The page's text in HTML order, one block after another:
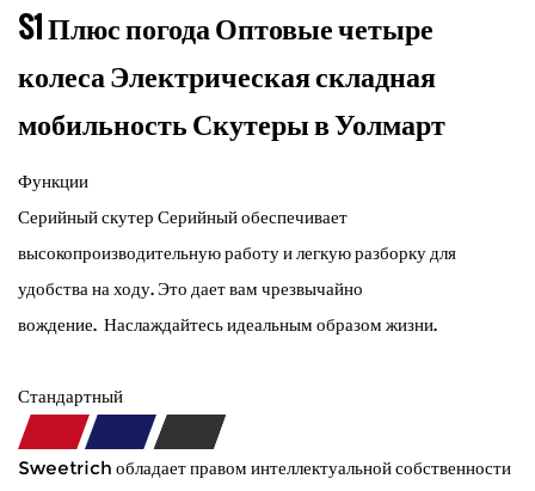
S1 Плюс погода Оптовые четыре
колеса Электрическая складная
мобильность Скутеры в Уолмарт
Функции
Серийный скутер Серийный обеспечивает
высокопроизводительную работу и легкую разборку для
удобства на ходу. Это дает вам чрезвычайно
вождение. Наслаждайтесь идеальным образом жизни.
Стандартный
Sweetrich обладает правом интеллектуальной собственности